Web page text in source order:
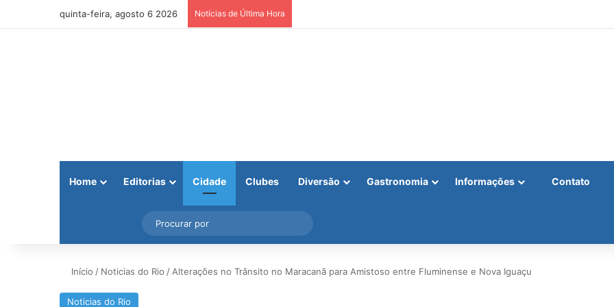
quinta-feira, agosto 6 2026 Notícias de Última Hora
Home Editorias Cidade Clubes Diversão Gastronomia Informações Contato
Instagram
Barra Lateral
por
Início / Noticias do Rio / Alterações no Trânsito no Maracanã para Amistoso entre Fluminense e Nova Iguaçu
Noticias do Rio